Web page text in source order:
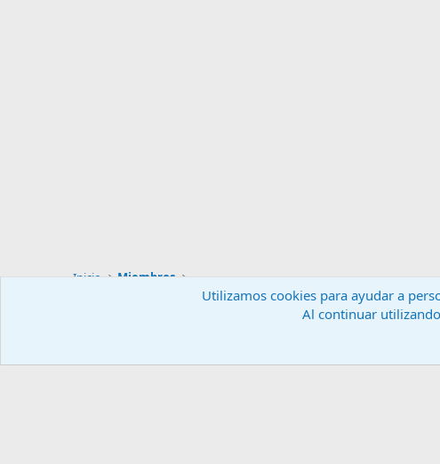
Inicio Miembros
Utilizamos cookies para ayudar a
Al continuar